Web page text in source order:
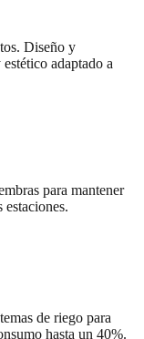
Diseño y
adaptado a
para mantener
estaciones.
de riego para
hasta un 40%.